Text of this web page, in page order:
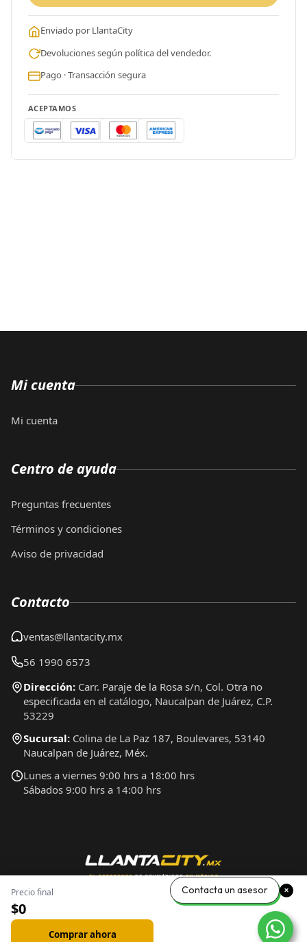
Enviado por LlantaCity
Devoluciones según política del vendedor.
Pago · Transacción segura
ACEPTAMOS
Precio final
$0
Comprar ahora
Mi cuenta
Mi cuenta
Centro de ayuda
Preguntas frecuentes
Términos y condiciones
Aviso de privacidad
Contacto
ventas@llantacity.mx
56 1990 6573
Dirección: Carr. Paraje de la Rosa s/n, Col. Otra no
especificada en el catálogo, Naucalpan de Juárez, C.P.
53229
Sucursal: Colina de La Paz 187, Boulevares, 53140
Naucalpan de Juárez, Méx.
Lunes a viernes 9:00 hrs a 18:00 hrs
Sábados 9:00 hrs a 14:00 hrs
Contacta un asesor